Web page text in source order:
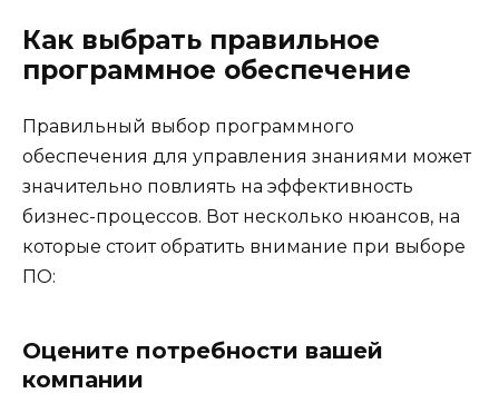
Как выбрать правильное
программное обеспечение
Правильный выбор программного
обеспечения для управления знаниями может
значительно повлиять на эффективность
бизнес-процессов. Вот несколько нюансов, на
которые стоит обратить внимание при выборе
ПО:
Оцените потребности вашей
компании